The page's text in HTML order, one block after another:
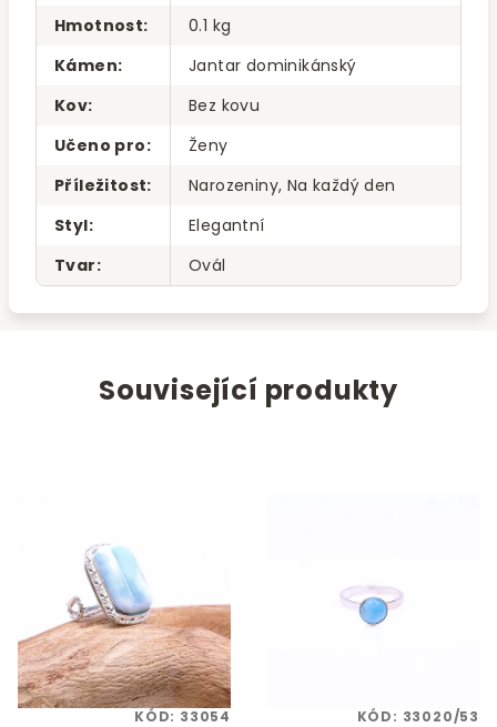
Hmotnost:
0.1 kg
Kámen:
Jantar dominikánský
Kov:
Bez kovu
Učeno pro:
Ženy
Příležitost:
Narozeniny, Na každý den
Styl:
Elegantní
Tvar: Ovál
Související produkty
KÓD: 33054 KÓD: 33020/53